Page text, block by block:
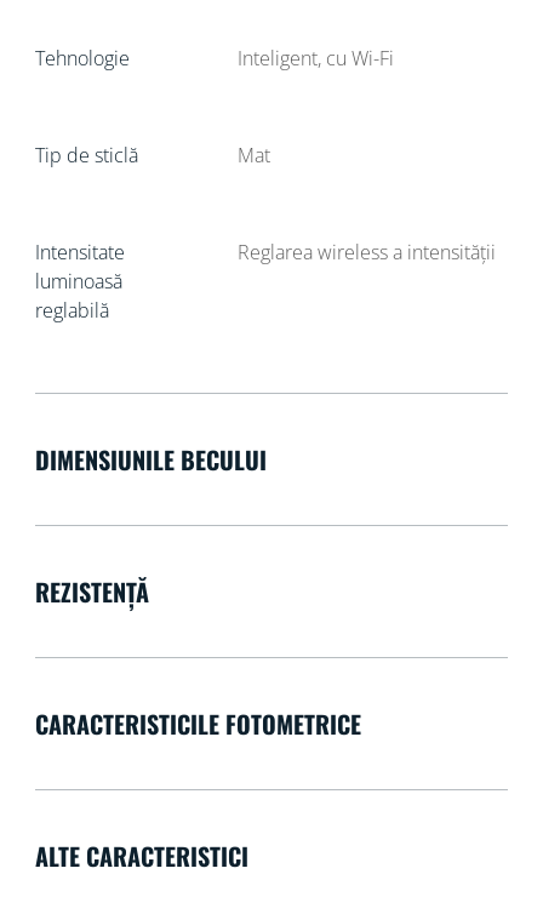
Tehnologie Inteligent, cu Wi-Fi
Tip de sticlă Mat
Intensitate
luminoasă
reglabilă
Reglarea wireless a intensității
DIMENSIUNILE BECULUI
REZISTENȚĂ
CARACTERISTICILE FOTOMETRICE
ALTE CARACTERISTICI